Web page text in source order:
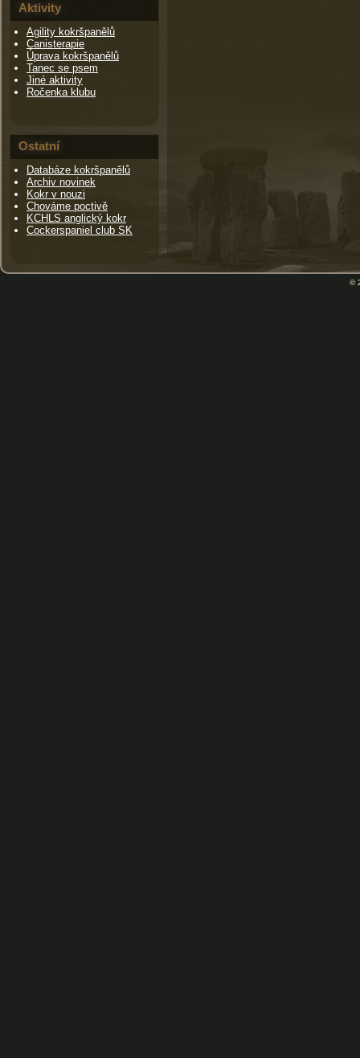
Aktivity
Agility kokršpanělů
Canisterapie
Úprava kokršpanělů
Tanec se psem
Jiné aktivity
Ročenka klubu
Ostatní
Databáze kokršpanělů
Archiv novinek
Kokr v nouzi
Chováme poctivě
KCHLS anglický kokr
Cockerspaniel club SK
©